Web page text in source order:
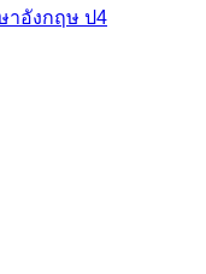
าอังกฤษ ป4